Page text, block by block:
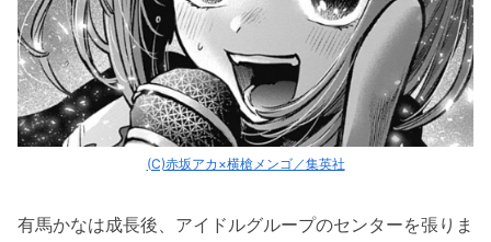
(C)赤坂アカ×横槍メンゴ／集英社
有馬かなは成長後、アイドルグループのセンターを張りま